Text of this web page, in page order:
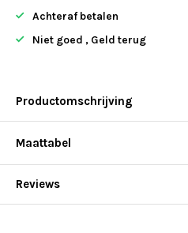
Achteraf betalen
Niet goed , Geld terug
Productomschrijving
Maattabel
Reviews